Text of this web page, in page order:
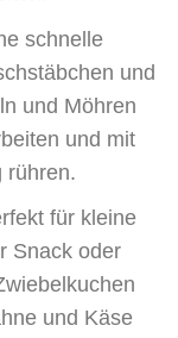
schnelle
und
und Möhren
und mit
rühren.
für kleine
Snack oder
und Käse